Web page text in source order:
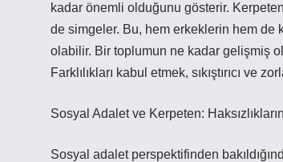
kadar önemli olduğunu gösterir.
de simgeler. Bu, hem erkeklerin hem de
olabilir. Bir toplumun ne kadar gelişmiş
Farklılıkları kabul etmek, sıkıştırıcı ve
Sosyal Adalet ve Kerpeten:
Sosyal adalet perspektifinden